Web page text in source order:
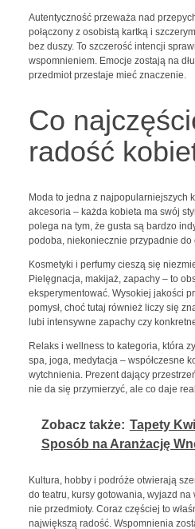
Autentyczność przeważa nad
połączony z osobistą kartką i
bez duszy. To szczerość intencji
wspomnieniem. Emocje zostają na
przedmiot przestaje mieć znaczenie.
Co
radość
Moda to jedna z najpopularniejszych
akcesoria – każda kobieta ma swój
polega na tym, że gusta są bardzo
podoba, niekoniecznie przypadnie do
Kosmetyki i perfumy cieszą się
Pielęgnacja, makijaż, zapachy – to
eksperymentować. Wysokiej jakości
pomysł, choć tutaj również liczy się
lubi intensywne zapachy czy
Relaks i wellness to kategoria, która
spa, joga, medytacja – współczesne
wytchnienia. Prezent dający
nie da się przymierzyć, ale co daje
Zobacz także: Tapety
Sposób na Aranżację
Kultura, hobby i podróże otwierają
do teatru, kursy gotowania, wyjazd
nie przedmioty. Coraz częściej to
największą radość. Wspomnienia